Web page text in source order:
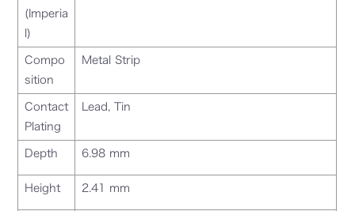
(Imperia
l)
Compo
sition
Metal Strip
Contact
Plating
Lead, Tin
Depth 6.98 mm
Height 2.41 mm